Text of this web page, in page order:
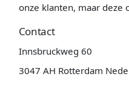
onze klanten, maar deze
Contact
Innsbruckweg 60
3047 AH Rotterdam